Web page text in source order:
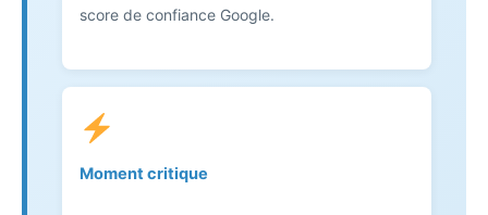
score de confiance Google.
Moment critique